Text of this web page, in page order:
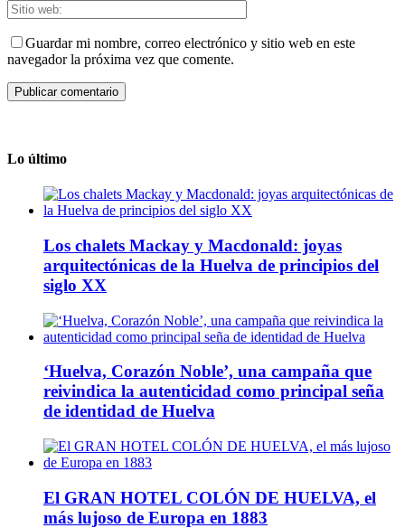
Guardar mi nombre, correo electrónico y sitio web en este
navegador la próxima vez que comente.
Lo último
Los chalets Mackay y Macdonald: joyas
arquitectónicas de la Huelva de principios del
siglo XX
‘Huelva, Corazón Noble’, una campaña que
reivindica la autenticidad como principal seña
de identidad de Huelva
El GRAN HOTEL COLÓN DE HUELVA, el
más lujoso de Europa en 1883